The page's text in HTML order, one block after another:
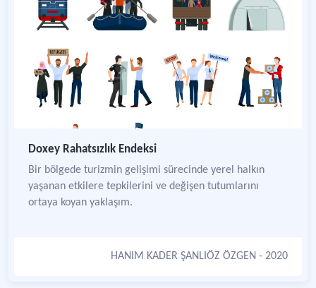
Doxey Rahatsızlık Endeksi
Bir bölgede turizmin gelişimi sürecinde yerel halkın
yaşanan etkilere tepkilerini ve değişen tutumlarını
ortaya koyan yaklaşım.
HANIM KADER ŞANLIÖZ ÖZGEN - 2020